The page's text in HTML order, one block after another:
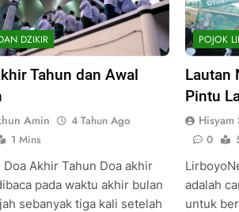
DZIKIR
Tahun dan Awal
Amin
4 Tahun Ago
1 Mins
Doa Akhir Tahun Doa akhir
pada waktu akhir bulan
sebanyak tiga kali setelah
POJOK
Lautan
Pintu
Hisyam
0
adalah
untuk